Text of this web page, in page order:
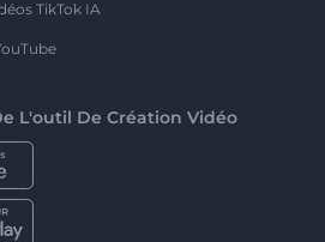
TikTok IA
L'outil De Création Vidéo